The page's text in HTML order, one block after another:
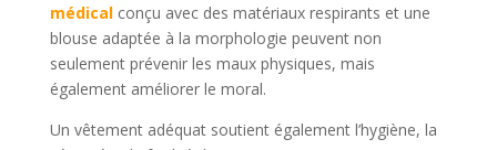
médicalconçu avec des matériaux respirants et une
blouse adaptée à la morphologie peuvent non
seulement prévenir les maux physiques, mais
également améliorer le moral.
Un vêtement adéquat soutient également l’hygiène, la